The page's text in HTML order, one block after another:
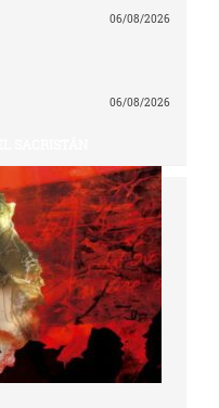
06/08/2026
06/08/2026